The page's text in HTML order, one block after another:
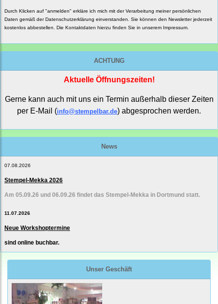
Durch Klicken auf "anmelden" erkläre ich mich mit der Verarbeitung meiner persönlichen
Daten gemäß der Datenschutzerklärung einverstanden. Sie können den Newsletter jederzeit
kostenlos abbestellen. Die Kontaktdaten hierzu finden Sie in unserem Impressum.
ACHTUNG
Aktuelle Öffnungszeiten!
Gerne kann auch mit uns ein Termin außerhalb dieser Zeiten
per E-Mail (info@stempelbar.de) abgesprochen werden.
News
07.08.2026
Stempel-Mekka 2026
Am 05.09.26 und 06.09.26 findet das Stempel-Mekka in Dortmund statt.
11.07.2026
Neue Workshoptermine
sind online buchbar.
Unser Geschäft